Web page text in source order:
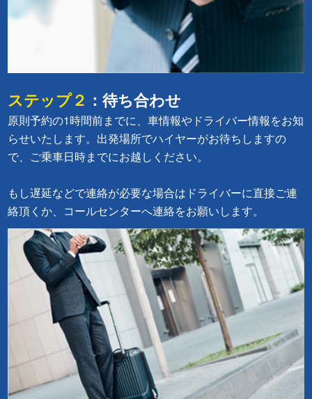
ステップ２ ：待ち合わせ
原則予約の1時間前までに、車情報やドライバー情報をお知
らせいたします。出発場所でハイヤーがお待ちしますの
で、ご乗車日時までにお越しください。
もし遅延などで連絡が必要な場合はドライバーに直接ご連
絡頂くか、コールセンターへ連絡をお願いします。